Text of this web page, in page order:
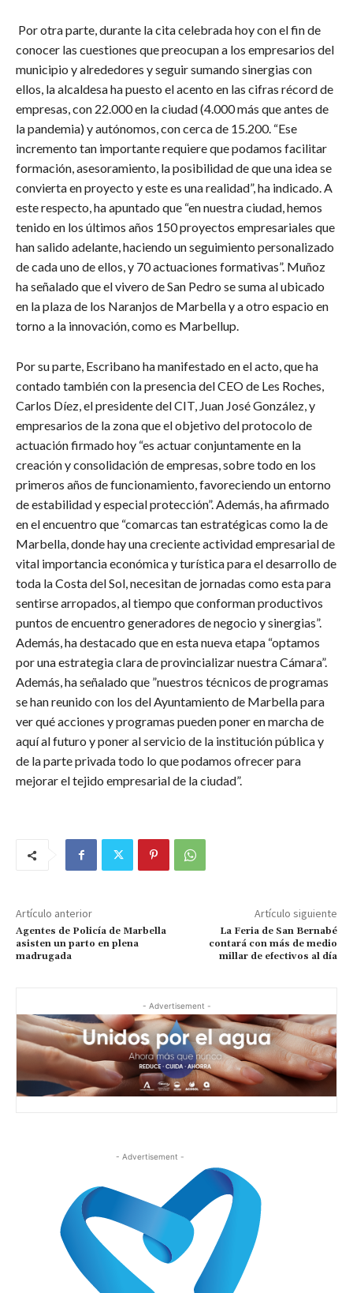
Por otra parte, durante la cita celebrada hoy con el fin de
conocer las cuestiones que preocupan a los empresarios del
municipio y alrededores y seguir sumando sinergias con
ellos, la alcaldesa ha puesto el acento en las cifras récord de
empresas, con 22.000 en la ciudad (4.000 más que antes de
la pandemia) y autónomos, con cerca de 15.200. “Ese
incremento tan importante requiere que podamos facilitar
formación, asesoramiento, la posibilidad de que una idea se
convierta en proyecto y este es una realidad”, ha indicado. A
este respecto, ha apuntado que “en nuestra ciudad, hemos
tenido en los últimos años 150 proyectos empresariales que
han salido adelante, haciendo un seguimiento personalizado
de cada uno de ellos, y 70 actuaciones formativas”. Muñoz
ha señalado que el vivero de San Pedro se suma al ubicado
en la plaza de los Naranjos de Marbella y a otro espacio en
torno a la innovación, como es Marbellup.
Por su parte, Escribano ha manifestado en el acto, que ha
contado también con la presencia del CEO de Les Roches,
Carlos Díez, el presidente del CIT, Juan José González, y
empresarios de la zona que el objetivo del protocolo de
actuación firmado hoy “es actuar conjuntamente en la
creación y consolidación de empresas, sobre todo en los
primeros años de funcionamiento, favoreciendo un entorno
de estabilidad y especial protección”. Además, ha afirmado
en el encuentro que “comarcas tan estratégicas como la de
Marbella, donde hay una creciente actividad empresarial de
vital importancia económica y turística para el desarrollo de
toda la Costa del Sol, necesitan de jornadas como esta para
sentirse arropados, al tiempo que conforman productivos
puntos de encuentro generadores de negocio y sinergias”.
Además, ha destacado que en esta nueva etapa “optamos
por una estrategia clara de provincializar nuestra Cámara”.
Además, ha señalado que ”nuestros técnicos de programas
se han reunido con los del Ayuntamiento de Marbella para
ver qué acciones y programas pueden poner en marcha de
aquí al futuro y poner al servicio de la institución pública y
de la parte privada todo lo que podamos ofrecer para
mejorar el tejido empresarial de la ciudad”.
Artículo anterior
Agentes de Policía de Marbella
asisten un parto en plena
madrugada
Artículo siguiente
La Feria de San Bernabé
contará con más de medio
millar de efectivos al día
- Advertisement -
- Advertisement -